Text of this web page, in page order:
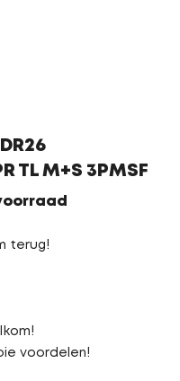
TL M+S 3PMSF
terug!
voordelen!